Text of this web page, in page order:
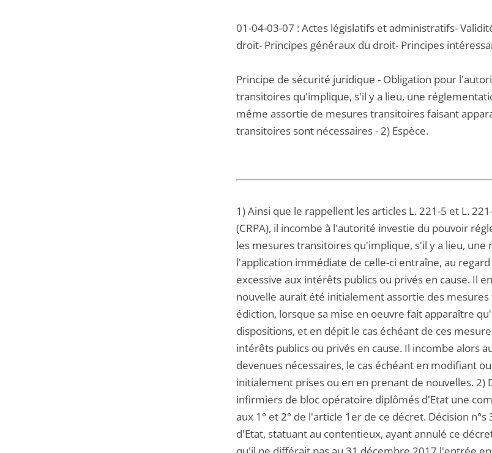
01-04-03-07 : Actes législatifs et administratifs-
droit- Principes généraux du droit- Principes
Principe de sécurité juridique - Obligation pour
transitoires qu'implique, s'il y a lieu, une
même assortie de mesures transitoires faisant
transitoires sont nécessaires - 2) Espèce.
1) Ainsi que le rappellent les articles L. 221-5 et L.
(CRPA), il incombe à l'autorité investie du pouvoir
les mesures transitoires qu'implique, s'il y a lieu,
l'application immédiate de celle-ci entraîne, au
excessive aux intérêts publics ou privés en cause. Il
nouvelle aurait été initialement assortie des
édiction, lorsque sa mise en oeuvre fait apparaître
dispositions, et en dépit le cas échéant de ces
intérêts publics ou privés en cause. Il incombe alors
devenues nécessaires, le cas échéant en modifiant
initialement prises ou en en prenant de nouvelles.
infirmiers de bloc opératoire diplômés d'Etat une
aux 1° et 2° de l'article 1er de ce décret. Décision
d'Etat, statuant au contentieux, ayant annulé ce